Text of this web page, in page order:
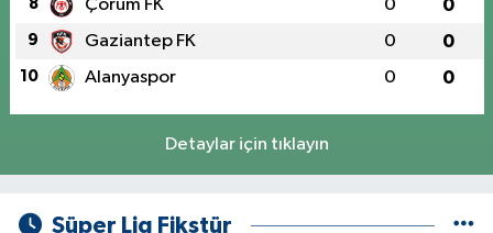
8 Çorum FK 0 0
9 Gaziantep FK 0 0
10 Alanyaspor 0 0
Detaylar için tıklayın
Süper Lig Fikstür